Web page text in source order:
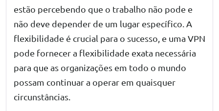
estão percebendo que o trabalho não pode e
não deve depender de um lugar específico. A
flexibilidade é crucial para o sucesso, e uma VPN
pode fornecer a flexibilidade exata necessária
para que as organizações em todo o mundo
possam continuar a operar em quaisquer
circunstâncias.